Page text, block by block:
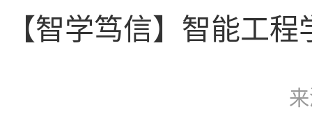
【智学笃信】智能工